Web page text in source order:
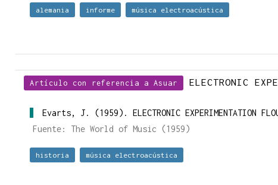
alemania informe música electroacústica
Artículo con referencia a Asuar ELECTRONIC
Evarts, J. (1959). ELECTRONIC EXPERIMENTATION
Fuente: The World of Music (1959)
historia música electroacústica